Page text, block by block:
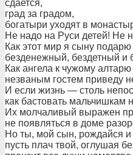
сдается,
град за градом,
богатыри уходят в
Не надо на Руси детей! Не
Как этот мир я сыну
безденежный, бездетный и
Как ангела к чужому алтарю
незваным гостем приведу
И если жизнь — столь
как бастовать
Их молчаливый выражен
не появляться в доме
Но ты, мой сын, рождайся
пусть плач твой, оглушая